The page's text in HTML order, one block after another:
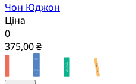
Чон Юджон
Ціна
0
375,00 ₴